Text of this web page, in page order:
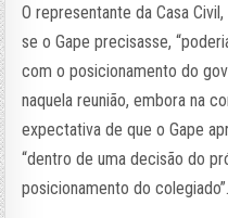
O representante da Casa
se o Gape precisasse,
com o posicionamento do
naquela reunião, embora na
expectativa de que o Gape
“dentro de uma decisão do
posicionamento do colegiado”.